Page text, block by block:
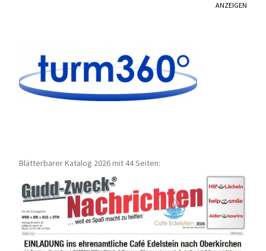
ANZEIGEN
Blätterbarer Katalog 2026 mit 44 Seiten: